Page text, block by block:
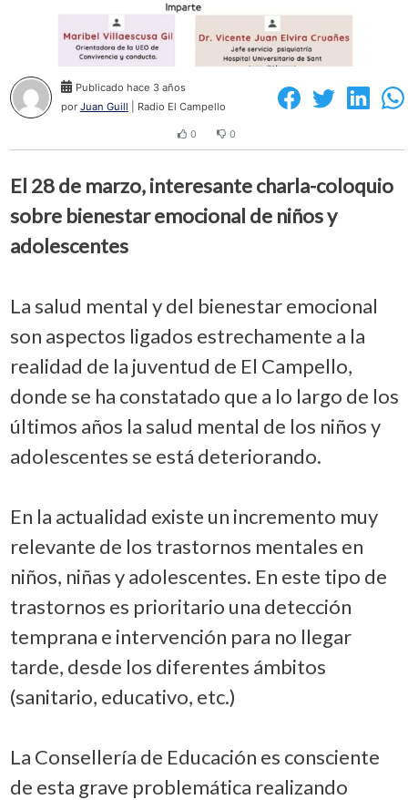
Publicado hace 3 años
por Juan Guill | Radio El Campello
0 0
El 28 de marzo, interesante charla-coloquio
sobre bienestar emocional de niños y
adolescentes
La salud mental y del bienestar emocional
son aspectos ligados estrechamente a la
realidad de la juventud de El Campello,
donde se ha constatado que a lo largo de los
últimos años la salud mental de los niños y
adolescentes se está deteriorando.
En la actualidad existe un incremento muy
relevante de los trastornos mentales en
niños, niñas y adolescentes. En este tipo de
trastornos es prioritario una detección
temprana e intervención para no llegar
tarde, desde los diferentes ámbitos
(sanitario, educativo, etc.)
La Consellería de Educación es consciente
de esta grave problemática realizando